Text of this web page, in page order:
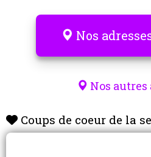
Nos
Nos autres
Coups de coeur de la